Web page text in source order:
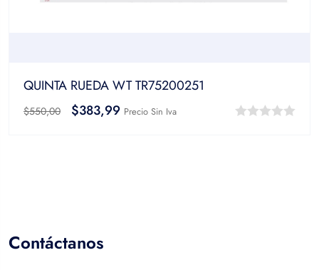
QUINTA RUEDA WT TR75200251
$550,00 $383,99 Precio Sin Iva
Contáctanos